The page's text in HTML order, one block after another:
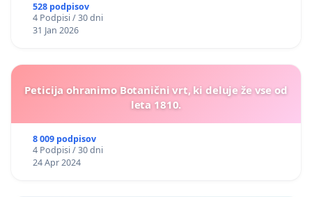
528 podpisov
4 Podpisi / 30 dni
31 Jan 2026
Peticija ohranimo Botanični vrt, ki deluje že vse od
leta 1810.
8 009 podpisov
4 Podpisi / 30 dni
24 Apr 2024